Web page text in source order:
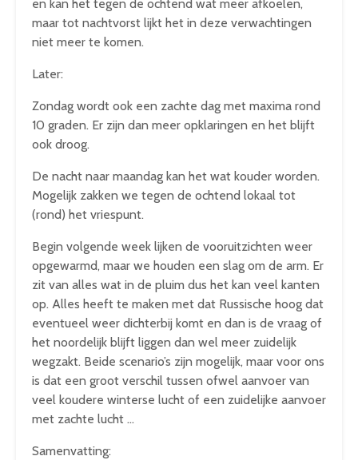
en kan het tegen de ochtend wat meer afkoelen,
maar tot nachtvorst lijkt het in deze verwachtingen
niet meer te komen.
Later:
Zondag wordt ook een zachte dag met maxima rond
10 graden. Er zijn dan meer opklaringen en het blijft
ook droog.
De nacht naar maandag kan het wat kouder worden.
Mogelijk zakken we tegen de ochtend lokaal tot
(rond) het vriespunt.
Begin volgende week lijken de vooruitzichten weer
opgewarmd, maar we houden een slag om de arm. Er
zit van alles wat in de pluim dus het kan veel kanten
op. Alles heeft te maken met dat Russische hoog dat
eventueel weer dichterbij komt en dan is de vraag of
het noordelijk blijft liggen dan wel meer zuidelijk
wegzakt. Beide scenario’s zijn mogelijk, maar voor ons
is dat een groot verschil tussen ofwel aanvoer van
veel koudere winterse lucht of een zuidelijke aanvoer
met zachte lucht …
Samenvatting: